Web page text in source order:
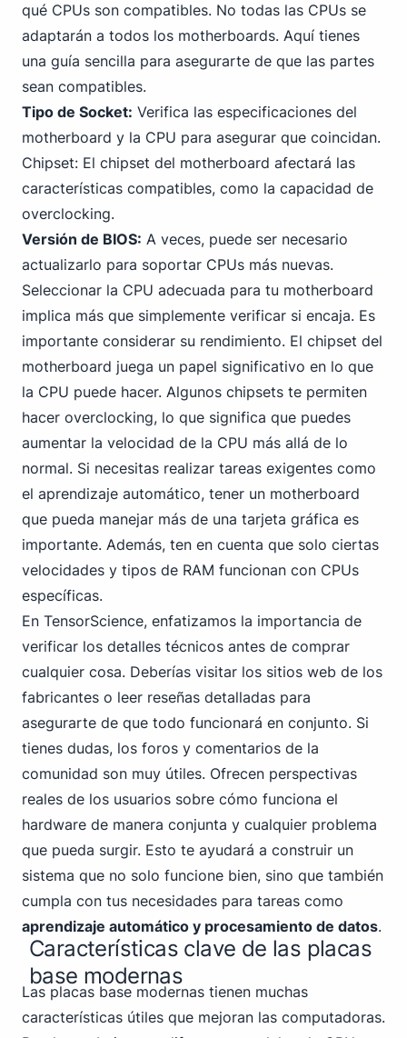
qué CPUs son compatibles. No todas las CPUs se
adaptarán a todos los motherboards. Aquí tienes
una guía sencilla para asegurarte de que las partes
sean compatibles.
Tipo de Socket: Verifica las especificaciones del
motherboard y la CPU para asegurar que coincidan.
Chipset: El chipset del motherboard afectará las
características compatibles, como la capacidad de
overclocking.
Versión de BIOS: A veces, puede ser necesario
actualizarlo para soportar CPUs más nuevas.
Seleccionar la CPU adecuada para tu motherboard
implica más que simplemente verificar si encaja. Es
importante considerar su rendimiento. El chipset del
motherboard juega un papel significativo en lo que
la CPU puede hacer. Algunos chipsets te permiten
hacer overclocking, lo que significa que puedes
aumentar la velocidad de la CPU más allá de lo
normal. Si necesitas realizar tareas exigentes como
el aprendizaje automático, tener un motherboard
que pueda manejar más de una tarjeta gráfica es
importante. Además, ten en cuenta que solo ciertas
velocidades y tipos de RAM funcionan con CPUs
específicas.
En TensorScience, enfatizamos la importancia de
verificar los detalles técnicos antes de comprar
cualquier cosa. Deberías visitar los sitios web de los
fabricantes o leer reseñas detalladas para
asegurarte de que todo funcionará en conjunto. Si
tienes dudas, los foros y comentarios de la
comunidad son muy útiles. Ofrecen perspectivas
reales de los usuarios sobre cómo funciona el
hardware de manera conjunta y cualquier problema
que pueda surgir. Esto te ayudará a construir un
sistema que no solo funcione bien, sino que también
cumpla con tus necesidades para tareas como
aprendizaje automático y procesamiento de datos.
Características clave de las placas
base modernas
Las placas base modernas tienen muchas
características útiles que mejoran las computadoras.